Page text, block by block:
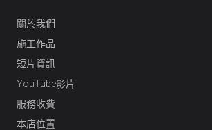
關於我們
施工作品
短片資訊
YouTube影片
服務收費
本店位置